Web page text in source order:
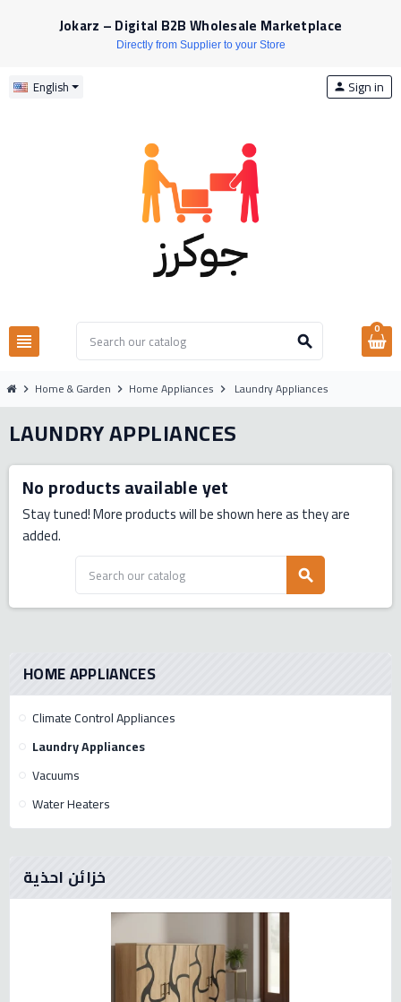
Jokarz – Digital B2B Wholesale Marketplace
Directly from Supplier to your Store
English
view_headline search
person Sign in
0
chevron_right Home & Garden chevron_right Home Appliances chevron_right Laundry Appliances
HOME APPLIANCES
Climate Control Appliances
Laundry Appliances
Vacuums
Water Heaters
خزائن احذية
LAUNDRY APPLIANCES
No products available yet
Stay tuned! More products will be shown here as they are
added.
search